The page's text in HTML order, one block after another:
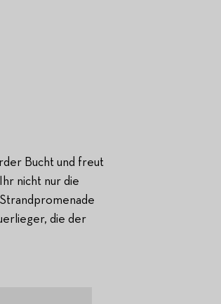
Bucht und freut
nicht nur die
die der